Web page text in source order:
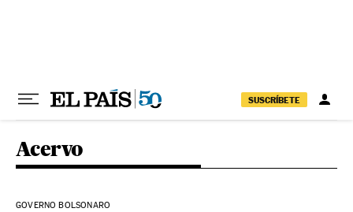
SUSCRÍBETE
Acervo
GOVERNO BOLSONARO